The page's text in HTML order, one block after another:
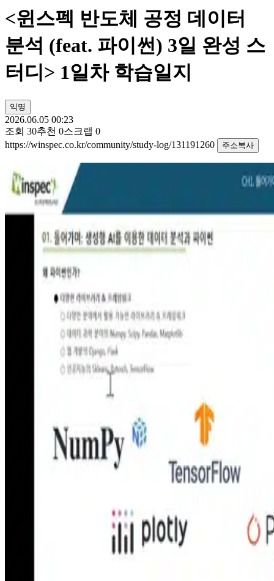
<윈스펙 반도체 공정 데이터
분석 (feat. 파이썬) 3일 완성 스
터디> 1일차 학습일지
익명
2026.06.05 00:23
조회 30추천 0스크랩 0
https://winspec.co.kr/community/study-log/131191260
주소복사